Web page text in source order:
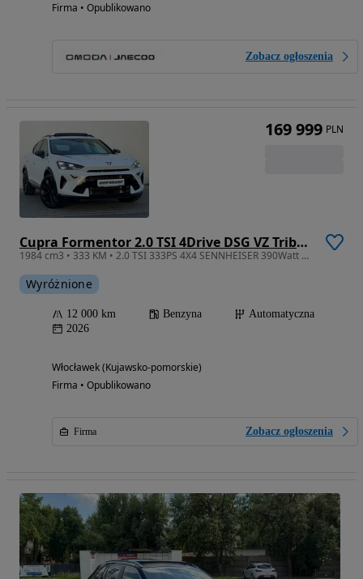
Firma • Opublikowano
Zobacz ogłoszenia
Cupra Formentor 2.0 TSI 4Drive DSG VZ Tribe Edition
1984 cm3 • 333 KM • 2.0 TSI 333PS 4X4 SENNHEISER 390Watt Panorama MATRIX KAM.360 Navi Blis
Wyróżnione
12 000 km Benzyna
Automatyczna
2026
Włocławek (Kujawsko-pomorskie)
Firma • Opublikowano
Firma Zobacz ogłoszenia
169 999 PLN